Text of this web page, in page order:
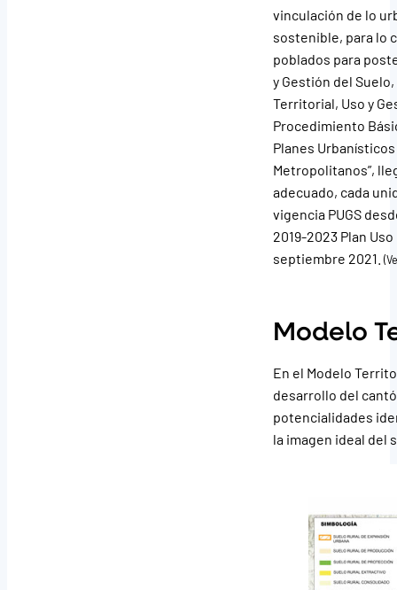
vinculación de lo
sostenible, para lo
poblados para
y Gestión del
Territorial, Uso y
Procedimiento
Planes
Metropolitanos”,
adecuado, cada
vigencia PUGS
2019-2023 Plan
septiembre 2021.
Modelo
En el Modelo
desarrollo del
potencialidades
la imagen ideal